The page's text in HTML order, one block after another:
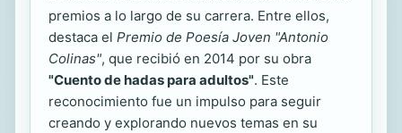
premios a lo largo de su carrera. Entre ellos,
destaca el Premio de Poesía Joven "Antonio
Colinas", que recibió en 2014 por su obra
"Cuento de hadas para adultos". Este
reconocimiento fue un impulso para seguir
creando y explorando nuevos temas en su